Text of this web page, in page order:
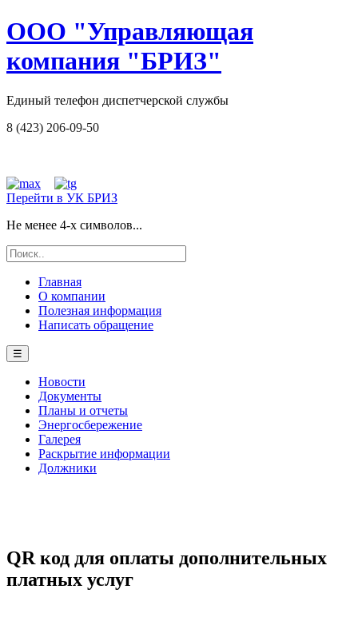
ООО "Управляющая
компания "БРИЗ"
Единый телефон диспетчерской службы
8 (423) 206-09-50
Перейти в УК БРИЗ
Не менее 4-х символов...
Главная
О компании
Полезная информация
Написать обращение
☰
Новости
Документы
Планы и отчеты
Энергосбережение
Галерея
Раскрытие информации
Должники
QR код для оплаты дополнительных
платных услуг